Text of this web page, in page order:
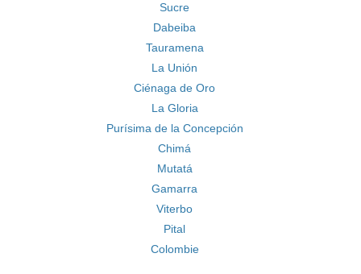
Sucre
Dabeiba
Tauramena
La Unión
Ciénaga de Oro
La Gloria
Purísima de la Concepción
Chimá
Mutatá
Gamarra
Viterbo
Pital
Colombie